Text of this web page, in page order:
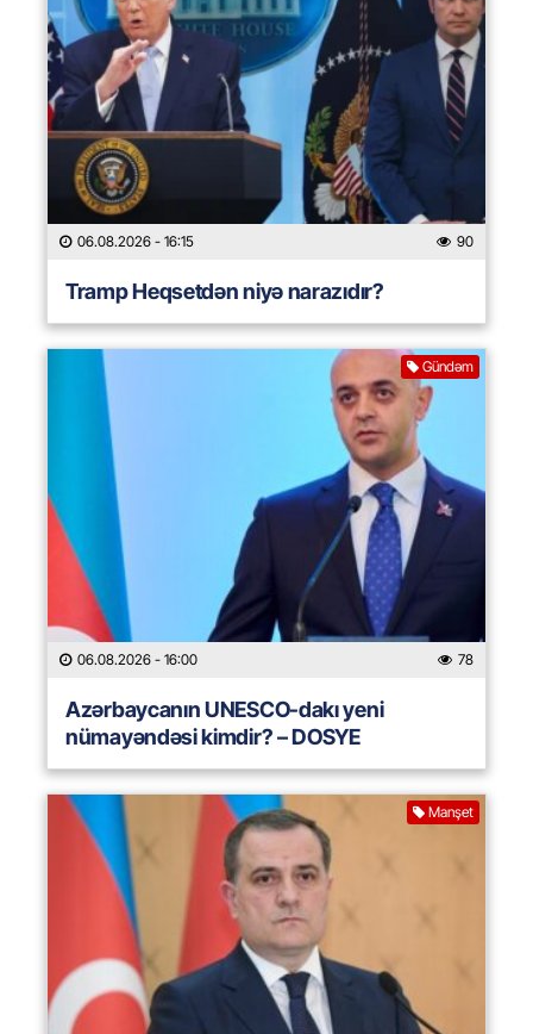
06.08.2026 - 16:15 90
Tramp Heqsetdən niyə narazıdır?
Gündəm
06.08.2026 - 16:00 78
Azərbaycanın UNESCO-dakı yeni
nümayəndəsi kimdir? – DOSYE
Manşet